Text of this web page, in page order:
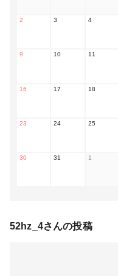
2 3 4
9 10 11
16 17 18
23 24 25
30 31 1
52hz_4さんの投稿